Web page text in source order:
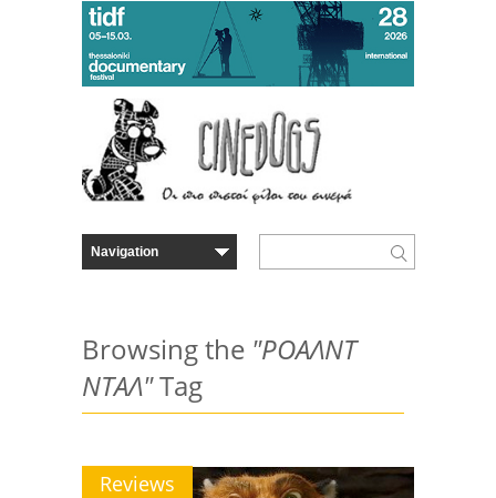
Browsing the "ΡΟΑΛΝΤ
ΝΤΑΛ"Tag
Reviews